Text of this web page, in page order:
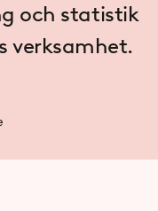
och statistik
verksamhet.